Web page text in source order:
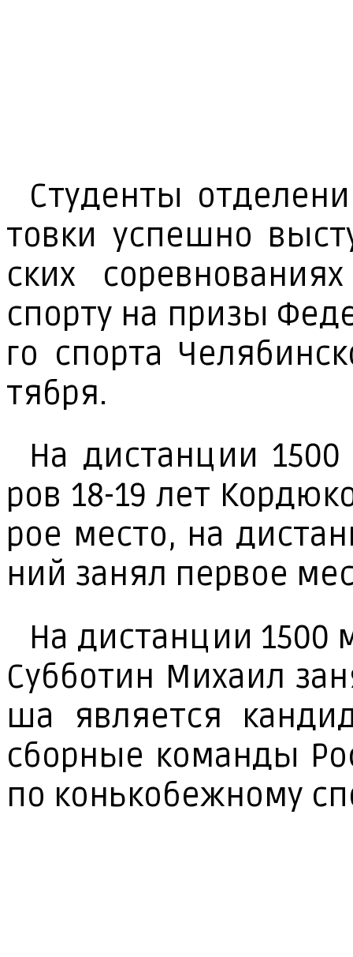
Сту­ден­ты
тов­ки успеш­но
ских
спор­ту на при­зы
го спор­та
тяб­ря.
На дис­тан­ции
ров 18-19 лет
рое мес­то, на
ний за­нял пер­вое
На дис­тан­ции 1500
Суб­бо­тин Ми­ха­ил
ша яв­ля­ет­ся
сбор­ные ко­ман­ды
по конь­ко­беж­но­му